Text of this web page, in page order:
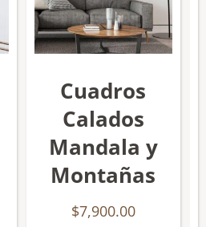
Cuadros
Calados
Mandala y
Montañas
$7,900.00